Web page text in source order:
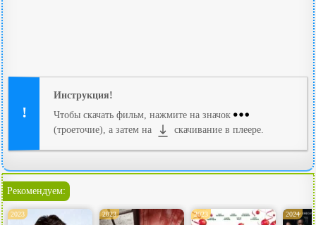
Инструкция!
Чтобы скачать фильм, нажмите на значок
(троеточие), а затем на
скачивание в плеере.
Рекомендуем:
2023 2023 2023 2024